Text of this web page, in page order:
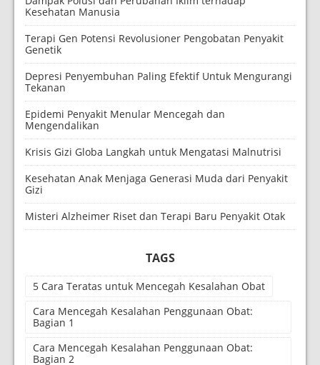
Kesehatan Manusia
Terapi Gen Potensi Revolusioner Pengobatan Penyakit
Genetik
Depresi Penyembuhan Paling Efektif Untuk Mengurangi
Tekanan
Epidemi Penyakit Menular Mencegah dan
Mengendalikan
Krisis Gizi Globa Langkah untuk Mengatasi Malnutrisi
Kesehatan Anak Menjaga Generasi Muda dari Penyakit
Gizi
Misteri Alzheimer Riset dan Terapi Baru Penyakit Otak
TAGS
5 Cara Teratas untuk Mencegah Kesalahan Obat
Cara Mencegah Kesalahan Penggunaan Obat:
Bagian 1
Cara Mencegah Kesalahan Penggunaan Obat:
Bagian 2